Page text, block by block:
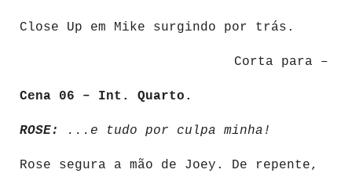
Close Up em Mike surgindo por trás.
Corta para –
Cena 06 – Int. Quarto.
ROSE: ...e tudo por culpa minha!
Rose segura a mão de Joey. De repente,